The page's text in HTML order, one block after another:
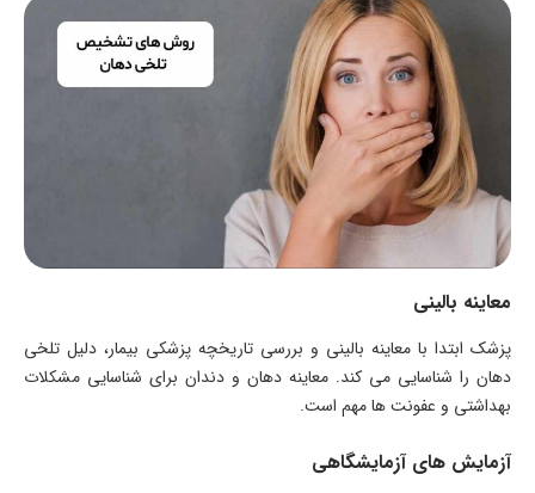
معاینه بالینی
پزشک ابتدا با معاینه بالینی و بررسی تاریخچه پزشکی بیمار، دلیل تلخی
دهان را شناسایی می کند. معاینه دهان و دندان برای شناسایی مشکلات
بهداشتی و عفونت ها مهم است.
آزمایش های آزمایشگاهی